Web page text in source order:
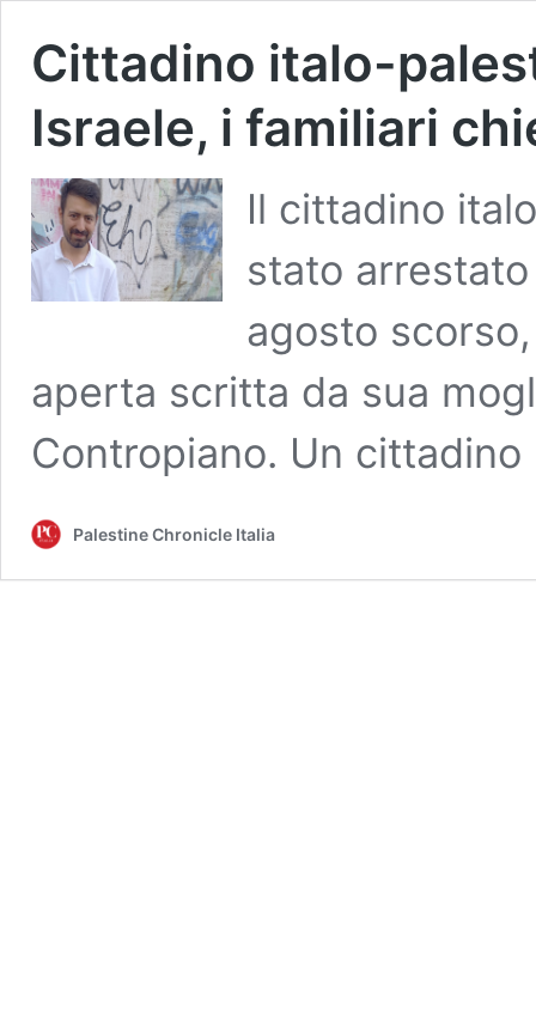
Cittadino italo-
Israele, i familiari
Il cittadino
stato
agosto
aperta scritta da sua
Contropiano. Un
Palestine Chronicle Italia